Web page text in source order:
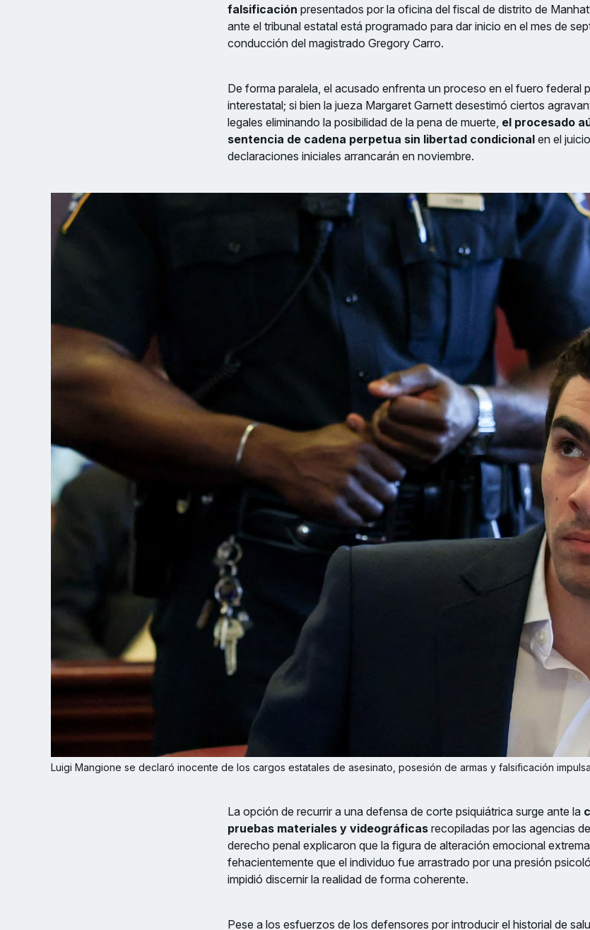
falsificación presentados por la oficina del fiscal de distrito de
ante el tribunal estatal está programado para dar inicio en el mes de
conducción del magistrado Gregory Carro.
De forma paralela, el acusado enfrenta un proceso en el fuero federal
interestatal; si bien la jueza Margaret Garnett desestimó ciertos
legales eliminando la posibilidad de la pena de muerte, el procesado
sentencia de cadena perpetua sin libertad condicional en el
declaraciones iniciales arrancarán en noviembre.
Luigi Mangione se declaró inocente de los cargos estatales de asesinato, posesión de armas y falsificación
La opción de recurrir a una defensa de corte psiquiátrica surge ante la
pruebas materiales y videográficas recopiladas por las agencias
derecho penal explicaron que la figura de alteración emocional
fehacientemente que el individuo fue arrastrado por una presión
impidió discernir la realidad de forma coherente.
Pese a los esfuerzos de los defensores por introducir el historial de